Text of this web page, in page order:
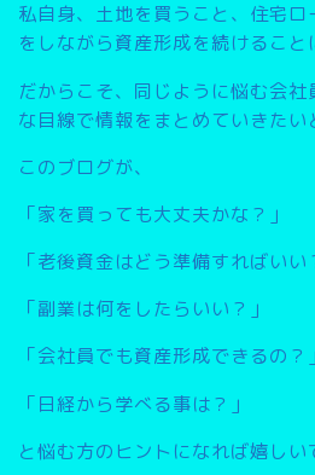
私自身、土地を買うこと、住宅
をしながら資産形成を続けること
だからこそ、同じように悩む会
な目線で情報をまとめていきたい
このブログが、
「家を買っても大丈夫かな？」
「老後資金はどう準備すればいい
「副業は何をしたらいい？」
「会社員でも資産形成できるの？」
「日経から学べる事は？」
と悩む方のヒントになれば嬉しい